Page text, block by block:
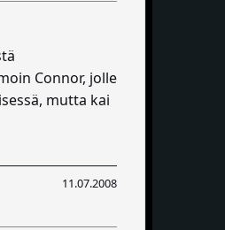
Connor, jolle
mutta kai
11.07.2008